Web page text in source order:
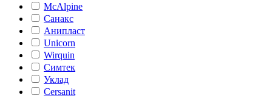
McAlpine
Санакс
Анипласт
Unicorn
Wirquin
Симтек
Уклад
Cersanit